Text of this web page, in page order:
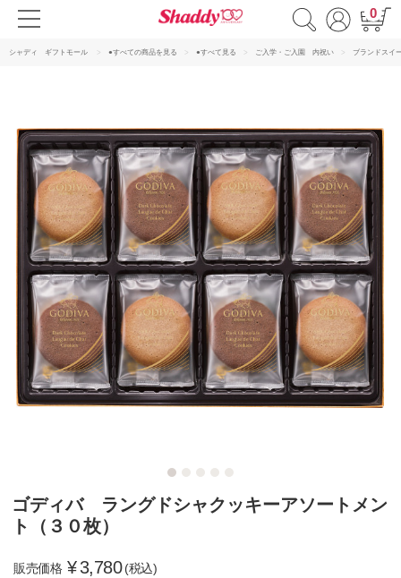
0
シャディ ギフトモール ●すべての商品を見る ●すべて見る ご入学・ご入園 内祝い ブランドスイ
ゴディバ ラングドシャクッキーアソートメン
ト（３０枚）
販売価格 ¥3,780 (税込)